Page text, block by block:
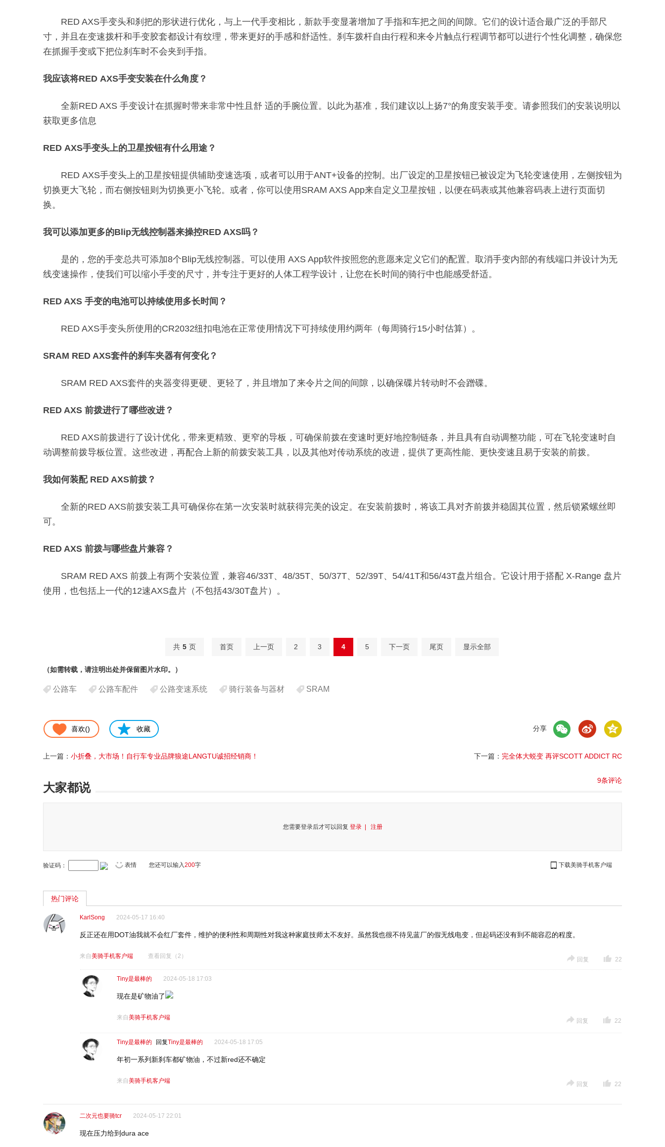
RED AXS手变头和刹把的形状进行优化，与上一代手变相比，新款手变显著增加了手指和车把之间的间隙。它们的设计适合最广泛的手部尺
寸，并且在变速拨杆和手变胶套都设计有纹理，带来更好的手感和舒适性。刹车拨杆自由行程和来令片触点行程调节都可以进行个性化调整，确保您
在抓握手变或下把位刹车时不会夹到手指。
我应该将RED AXS手变安装在什么角度？
全新RED AXS 手变设计在抓握时带来非常中性且舒 适的手腕位置。以此为基准，我们建议以上扬7°的角度安装手变。请参照我们的安装说明以
获取更多信息
RED AXS手变头上的卫星按钮有什么用途？
RED AXS手变头上的卫星按钮提供辅助变速选项，或者可以用于ANT+设备的控制。出厂设定的卫星按钮已被设定为飞轮变速使用，左侧按钮为
切换更大飞轮，而右侧按钮则为切换更小飞轮。或者，你可以使用SRAM AXS App来自定义卫星按钮，以便在码表或其他兼容码表上进行页面切
换。
我可以添加更多的Blip无线控制器来操控RED AXS吗？
是的，您的手变总共可添加8个Blip无线控制器。可以使用 AXS App软件按照您的意愿来定义它们的配置。取消手变内部的有线端口并设计为无
线变速操作，使我们可以缩小手变的尺寸，并专注于更好的人体工程学设计，让您在长时间的骑行中也能感受舒适。
RED AXS 手变的电池可以持续使用多长时间？
RED AXS手变头所使用的CR2032纽扣电池在正常使用情况下可持续使用约两年（每周骑行15小时估算）。
SRAM RED AXS套件的刹车夹器有何变化？
SRAM RED AXS套件的夹器变得更硬、更轻了，并且增加了来令片之间的间隙，以确保碟片转动时不会蹭碟。
RED AXS 前拨进行了哪些改进？
RED AXS前拨进行了设计优化，带来更精致、更窄的导板，可确保前拨在变速时更好地控制链条，并且具有自动调整功能，可在飞轮变速时自
动调整前拨导板位置。这些改进，再配合上新的前拨安装工具，以及其他对传动系统的改进，提供了更高性能、更快变速且易于安装的前拨。
我如何装配 RED AXS前拨？
全新的RED AXS前拨安装工具可确保你在第一次安装时就获得完美的设定。在安装前拨时，将该工具对齐前拨并稳固其位置，然后锁紧螺丝即
可。
RED AXS 前拨与哪些盘片兼容？
SRAM RED AXS 前拨上有两个安装位置，兼容46/33T、48/35T、50/37T、52/39T、54/41T和56/43T盘片组合。它设计用于搭配 X-Range 盘片
使用，也包括上一代的12速AXS盘片（不包括43/30T盘片）。
共 5 页 首页 上一页 2 3 4 5 下一页 尾页 显示全部
（如需转载，请注明出处并保留图片水印。）
公路车 公路车配件 公路变速系统 骑行装备与器材 SRAM
喜欢() 收藏 分享
上一篇： 小折叠，大市场！自行车专业品牌狼途LANGTU诚招经销商！ 下一篇： 完全体大蜕变 再评SCOTT ADDICT RC
大家都说
9条评论
您需要登录后才可以回复 登录 | 注册
验证码： 表情 下载美骑手机客户端
您还可以输入200字
热门评论
KarlSong 2024-05-17 16:40
反正还在用DOT油我就不会红厂套件，维护的便利性和周期性对我这种家庭技师太不友好。虽然我也很不待见蓝厂的假无线电变，但起码还没有到不能容忍的程度。
来自美骑手机客户端 查看回复 （2） 22
回复
Tiny是最棒的 2024-05-18 17:03
现在是矿物油了
来自美骑手机客户端 22
回复
Tiny是最棒的 回复Tiny是最棒的 2024-05-18 17:05
年初一系列新刹车都矿物油，不过新red还不确定
来自美骑手机客户端 22
回复
二次元也要骑tcr 2024-05-17 22:01
现在压力给到dura ace